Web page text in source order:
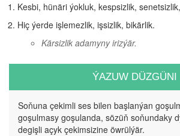
Kesbi, hünäri ýokluk, kespsizlik,
Hiç ýerde işlemezlik, işsizlik, bikärlik.
Kärsizlik adamyny irizýär.
ÝAZUW DÜZGÜNI
Soňuna çekimli ses bilen başlanýan
goşulmasy goşulanda, sözüň soňundaky
degişli açyk çekimsizine öwrülýär.